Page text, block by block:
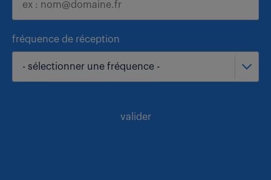
fréquence de réception
- sélectionner une fréquence -
valider